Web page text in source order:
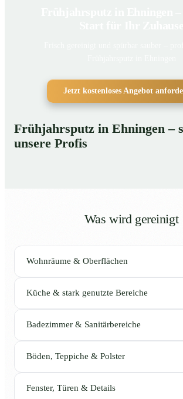
Jetzt kostenloses Angebot
Frühjahrsputz in Ehningen –
unsere Profis
Was wird gereinigt
Wohnräume & Oberflächen
Küche & stark genutzte Bereiche
Badezimmer & Sanitärbereiche
Böden, Teppiche & Polster
Fenster, Türen & Details